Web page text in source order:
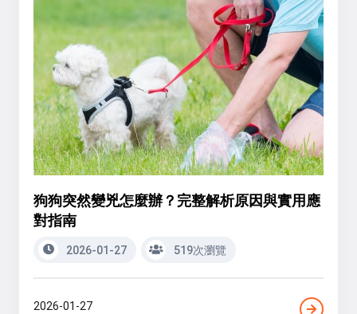
狗狗突然變兇怎麼辦？完整解析原因與實用應
對指南
2026-01-27 519次瀏覽
2026-01-27